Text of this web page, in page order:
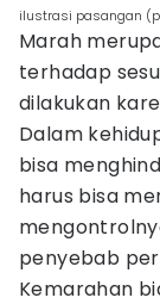
ilustrasi pasangan
Marah
terhadap
dilakukan
Dalam
bisa
harus bisa
penyebab
Kemarahan